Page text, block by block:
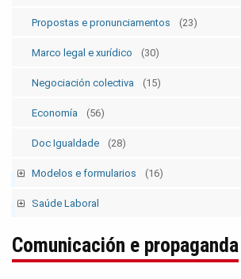
Estatutos (5)
Propostas e pronunciamentos (23)
Marco legal e xurídico (30)
Negociación colectiva (15)
Economía (56)
Doc Igualdade (28)
Modelos e formularios (16)
Modelos SolicitudesPermisos
Saúde Laboral
Publicacións 2
Comunicación e propaganda